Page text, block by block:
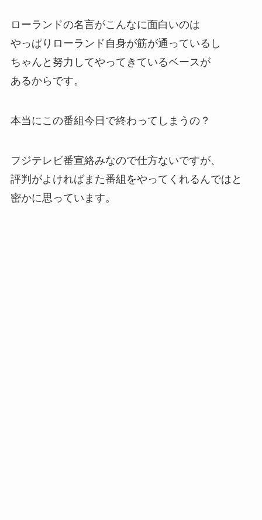
ローランドの名言がこんなに面白いのは
やっぱりローランド自身が筋が通っているし
ちゃんと努力してやってきているベースが
あるからです。
本当にこの番組今日で終わってしまうの？
フジテレビ番宣絡みなので仕方ないですが、
評判がよければまた番組をやってくれるんではと
密かに思っています。